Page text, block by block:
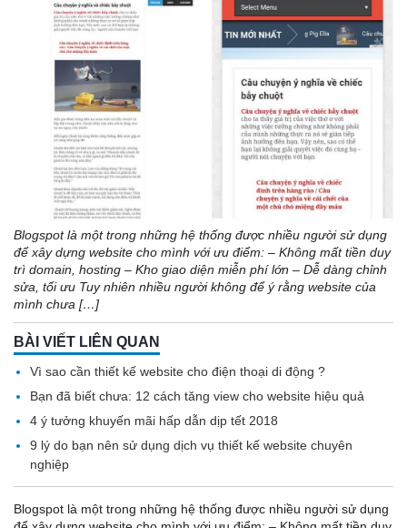
Blogspot là một trong những hệ thống được nhiều người sử dụng
để xây dựng website cho mình với ưu điểm: – Không mất tiền duy
trì domain, hosting – Kho giao diện miễn phí lớn – Dễ dàng chỉnh
sửa, tối ưu Tuy nhiên nhiều người không để ý rằng website của
mình chưa […]
BÀI VIẾT LIÊN QUAN
Vì sao cần thiết kế website cho điện thoại di động ?
Bạn đã biết chưa: 12 cách tăng view cho website hiệu quả
4 ý tưởng khuyến mãi hấp dẫn dịp tết 2018
9 lý do bạn nên sử dụng dịch vụ thiết kế website chuyên
nghiệp
Blogspot là một trong những hệ thống được nhiều người sử dụng